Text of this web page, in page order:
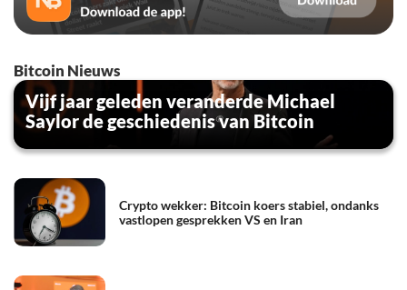
Bitcoin Nieuws
Vijf jaar geleden veranderde Michael
Saylor de geschiedenis van Bitcoin
Crypto wekker: Bitcoin koers stabiel, ondanks
vastlopen gesprekken VS en Iran